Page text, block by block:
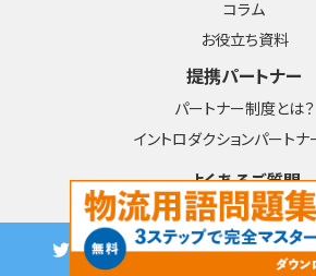
コラム
お役立ち資料
提携パートナー
パートナー制度とは？
イントロダクションパート
よくあるご質問
導入事例
簡易版資料DL一覧